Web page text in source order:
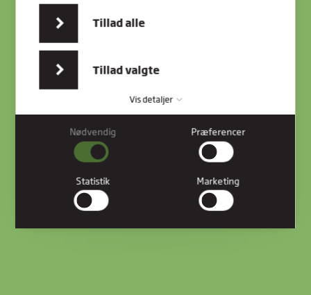
annonceringspartnere og analysepartnere. Vores
partnere kan kombinere disse data med andre
oplysninger, du har givet dem, eller som de har
Tillad valgte
Tillad alle
Vis detaljer
Nødvendig
Nødvendige cookies hjælper med at gøre en hjemmeside
brugbar ved at aktivere grundlæggende funktioner såsom
side-navigation og adgang til sikre områder af hjemmesiden.
Hjemmesiden kan ikke fungere ordentligt uden disse cookies.
Nødvendig Præferencer
Statistik Marketing